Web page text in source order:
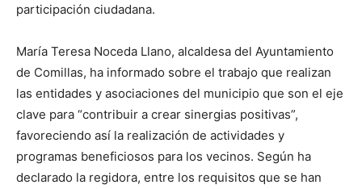
participación ciudadana.
María Teresa Noceda Llano, alcaldesa del Ayuntamiento
de Comillas, ha informado sobre el trabajo que realizan
las entidades y asociaciones del municipio que son el eje
clave para “contribuir a crear sinergias positivas”,
favoreciendo así la realización de actividades y
programas beneficiosos para los vecinos. Según ha
declarado la regidora, entre los requisitos que se han